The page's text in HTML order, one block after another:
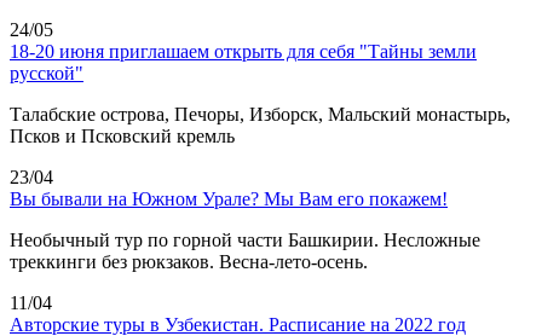
24/05
18-20 июня приглашаем открыть для себя "Тайны земли
русской"
Талабские острова, Печоры, Изборск, Мальский монастырь,
Псков и Псковский кремль
23/04
Вы бывали на Южном Урале? Мы Вам его покажем!
Необычный тур по горной части Башкирии. Несложные
треккинги без рюкзаков. Весна-лето-осень.
11/04
Авторские туры в Узбекистан. Расписание на 2022 год